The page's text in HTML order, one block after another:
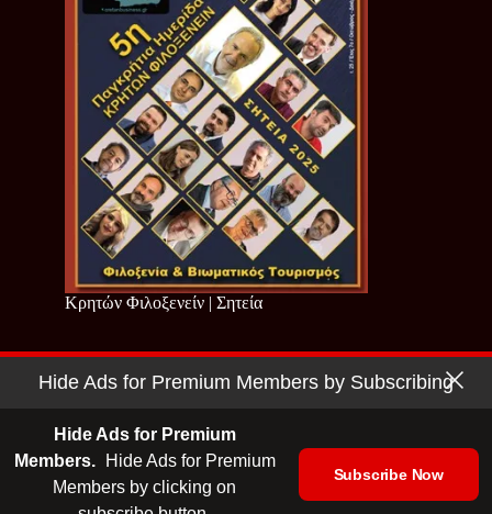
Κρητών Φιλοξενείν | Σητεία
Copyright © 2026 - Cretan Business | Κρητών Επιχειρείν
| Ταυτότητα | Media Kit
Hide Ads for Premium Members by Subscribing
Hide Ads for Premium
Members.
Hide Ads for Premium
Members by clicking on
Subscribe Now